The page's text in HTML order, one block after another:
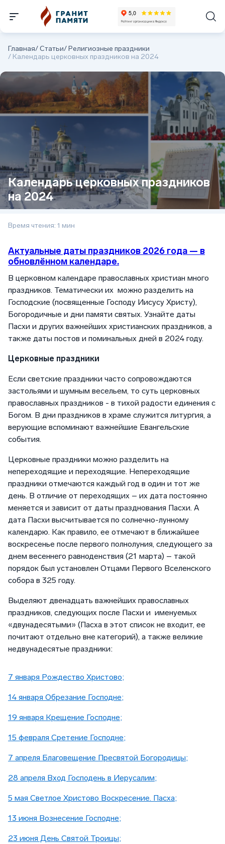
Главная/Статьи/Религиозные праздники
/ Календарь церковных праздников на 2024
Календарь церковных праздников
на 2024
Время чтения: 1 мин
Актуальные даты праздников 2026 года — в
обновлённом календаре.
В церковном календаре православных христиан много
праздников. Тематически их можно разделить на
Господские (посвященные Господу Иисусу Христу),
Богородичные и дни памяти святых. Узнайте даты
Пасхи и других важнейших христианских праздников, а
также даты постов и поминальных дней в 2024 году.
Церковные праздники
Если светские праздники часто сопровождаются
застольями и шумным весельем, то суть церковных
православных праздников - в тихой радости единения с
Богом. В дни праздников в храме служится литургия, а
верующие вспоминают важнейшие Евангельские
события.
Церковные праздники можно разделить на
непереходящие и переходящие. Непереходящие
праздники отмечаются каждый год в один и тот же
день. В отличие от переходящих – их дата постоянно
меняется и зависит от даты празднования Пасхи. А
дата Пасхи высчитывается по солнечно-лунному
календарю. Как правило, ее отмечают в ближайшее
воскресенье после первого полнолуния, следующего за
днем весеннего равноденствия (21 марта) – такой
порядок был установлен Отцами Первого Вселенского
собора в 325 году.
Выделяют двенадцать важнейших православных
праздников, следующих после Пасхи и именуемых
«двунадесятыми» (Пасха в этот список не входит, ее
почитают отдельно вне категорий), а также великие
недвунадесятые праздники:
7 января Рождество Христово;
14 января Обрезание Господне;
19 января Крещение Господне;
15 февраля Сретение Господне;
7 апреля Благовещение Пресвятой Богородицы;
28 апреля Вход Господень в Иерусалим;
5 мая Светлое Христово Воскресение. Пасха;
13 июня Вознесение Господне;
23 июня День Святой Троицы;